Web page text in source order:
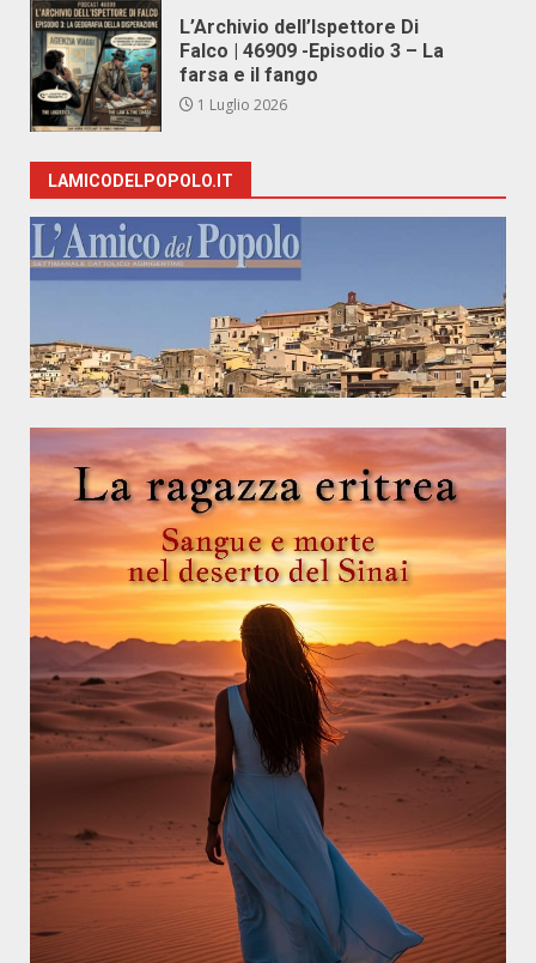
L’Archivio dell’Ispettore Di
Falco | 46909 -Episodio 3 – La
farsa e il fango
1 Luglio 2026
LAMICODELPOPOLO.IT